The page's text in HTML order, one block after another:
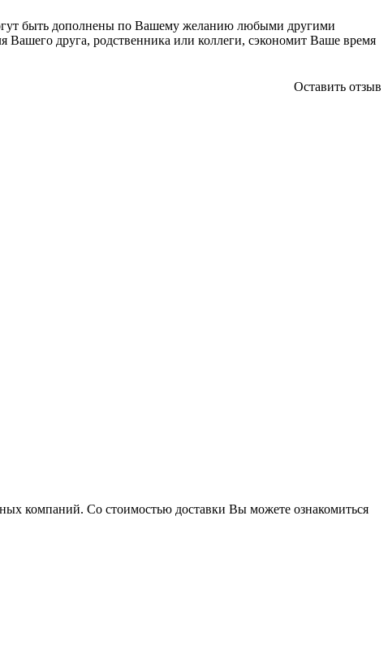
быть дополнены по Вашему желанию любыми другими
друга, родственника или коллеги, сэкономит Ваше время
Оставить отзыв
компаний. Со стоимостью доставки Вы можете ознакомиться